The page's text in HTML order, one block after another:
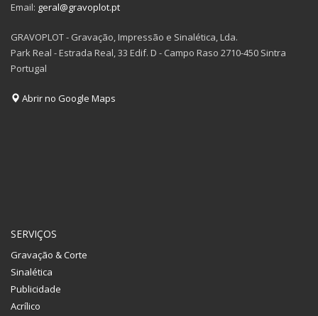
Email: geral@gravoplot.pt
GRAVOPLOT - Gravação, Impressão e Sinalética, Lda.
Park Real - Estrada Real, 33 Edif. D - Campo Raso 2710-450 Sintra
Portugal
Abrir no Google Maps
SERVIÇOS
Gravação & Corte
Sinalética
Publicidade
Acrílico